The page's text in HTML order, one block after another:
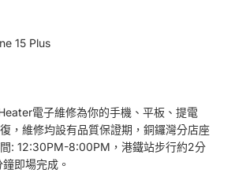
15 Plus
電子維修為你的手機、平板、提電
，維修均設有品質保證期，銅鑼灣分店座
: 12:30PM-8:00PM，港鐵站步行約2分
即場完成。